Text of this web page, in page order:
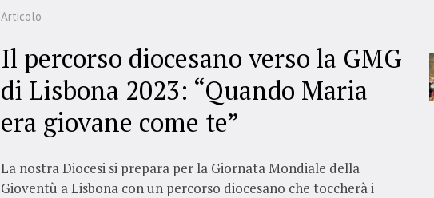
Articolo
Il percorso diocesano verso la GMG
di Lisbona 2023: “Quando Maria
era giovane come te”
La nostra Diocesi si prepara per la Giornata Mondiale della
Gioventù a Lisbona con un percorso diocesano che toccherà i